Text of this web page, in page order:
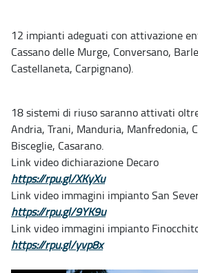
12 impianti adeguati con attivazione
Cassano delle Murge, Conversano,
Castellaneta, Carpignano).
18 sistemi di riuso saranno attivati
Andria, Trani, Manduria, Manfredonia,
Bisceglie, Casarano.
Link video dichiarazione Decaro
https://rpu.gl/XKyXu
Link video immagini impianto San
https://rpu.gl/9YK9u
Link video immagini impianto
https://rpu.gl/yvp8x